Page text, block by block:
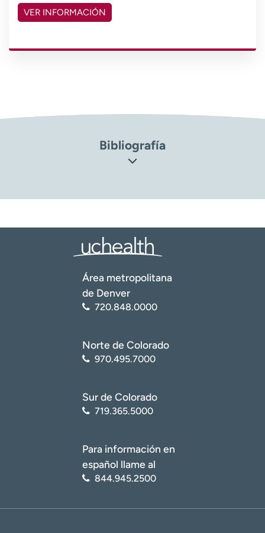
VER INFORMACIÓN
Bibliografía
treatment-options/what-is-tavr)
Instituto Nacional del Corazón, los Pulmones y la Sangre
aórtica transcatéter (TAVR, por sussiglas en inglés
(https://www.nhlbi.nih.gov/health/tavr)
Área metropolitana
de Denver
720.848.0000
Norte de Colorado
970.495.7000
Sur de Colorado
719.365.5000
Para información en
español llame al
844.945.2500